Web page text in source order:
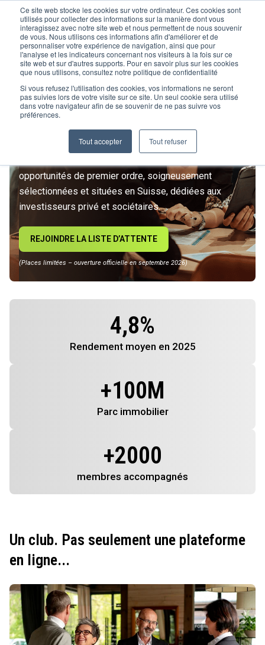
Ce site web stocke les cookies sur votre ordinateur. Ces cookies sont
utilisés pour collecter des informations sur la manière dont vous
interagissez avec notre site web et nous permettent de nous souvenir
de vous. Nous utilisons ces informations afin d'améliorer et de
personnaliser votre expérience de navigation, ainsi que pour
l'analyse et les indicateurs concernant nos visiteurs à la fois sur ce
site web et sur d'autres supports. Pour en savoir plus sur les cookies
que nous utilisons, consultez notre politique de confidentialité
Si vous refusez l'utilisation des cookies, vos informations ne seront
pas suivies lors de votre visite sur ce site. Un seul cookie sera utilisé
dans votre navigateur afin de se souvenir de ne pas suivre vos
préférences.
Tout accepter Tout refuser
L’IMMOBILIER
D’INVESTISSEMENT ENTRE
DANS UNE NOUVELLE ÈRE
Rejoignez le premier club privé d'investissement
opportunités de premier ordre, soigneusement
sélectionnées et situées en Suisse, dédiées aux
investisseurs privé et sociétaires.
REJOINDRE LA LISTE D’ATTENTE
(Places limitées – ouverture officielle en septembre 2026)
4,8%
Rendement moyen en 2025
+100M
Parc immobilier
+2000
membres accompagnés
Un club. Pas seulement une plateforme
en ligne...